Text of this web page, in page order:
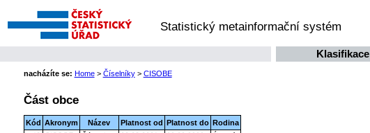
Statistický metainformační systém
Klasifikace
nacházíte se: Home> Číselníky> CISOBE
Část obce
Kód Akronym Název Platnost od Platnost do Rodina